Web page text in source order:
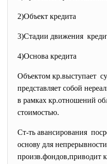
2)Объект кредита
3)Стадии движения
4)Основа кредита
Объектом кр.выступает
представляет собой
в рамках кр.отношений
стоимостью.
Ст-ть авансирования
основу для
произв.фондов,приводит